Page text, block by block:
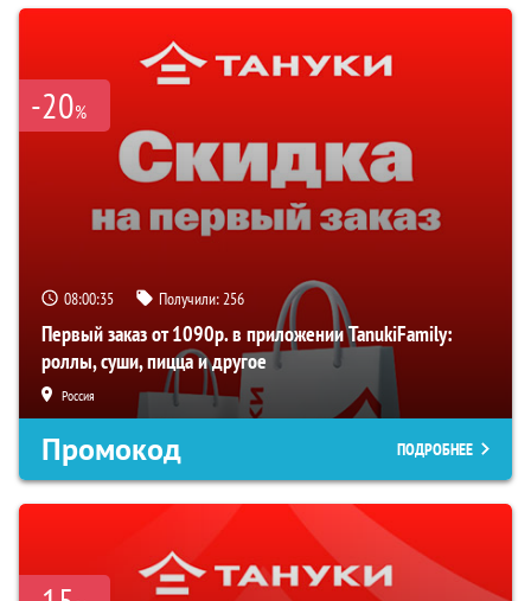
-20%
08:00:35 Получили:256
Первый заказ от 1090р. в приложении TanukiFamily:
роллы, суши, пицца и другое
Россия
Промокод ПОДРОБНЕЕ